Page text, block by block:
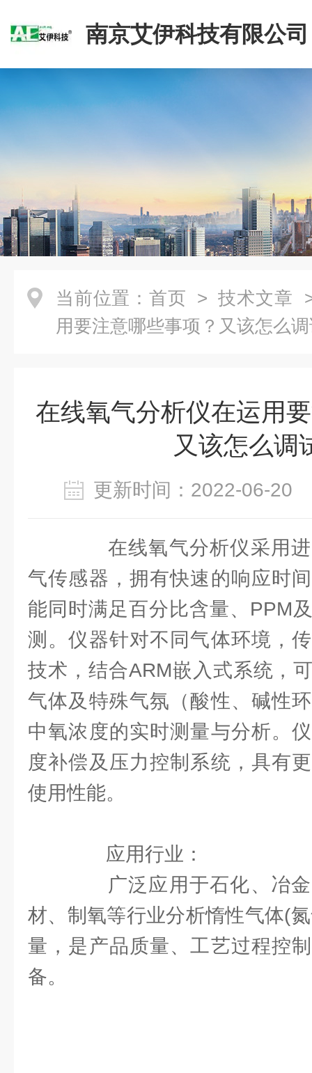
南京艾伊科技有限公司
当前位置： 首页 > 技术文章
用要注意哪些事项？又该怎么
在线氧气分析仪在运用
又该怎么调
更新时间：2022-06-
在线氧气分析仪采用进
气传感器，拥有快速的响应时
能同时满足百分比含量、PPM
测。仪器针对不同气体环境，
技术，结合ARM嵌入式系统，
气体及特殊气氛（酸性、碱性
中氧浓度的实时测量与分析。
度补偿及压力控制系统，具有
使用性能。
应用行业：
广泛应用于石化、冶金
材、制氧等行业分析惰性气体(
量，是产品质量、工艺过程控
备。